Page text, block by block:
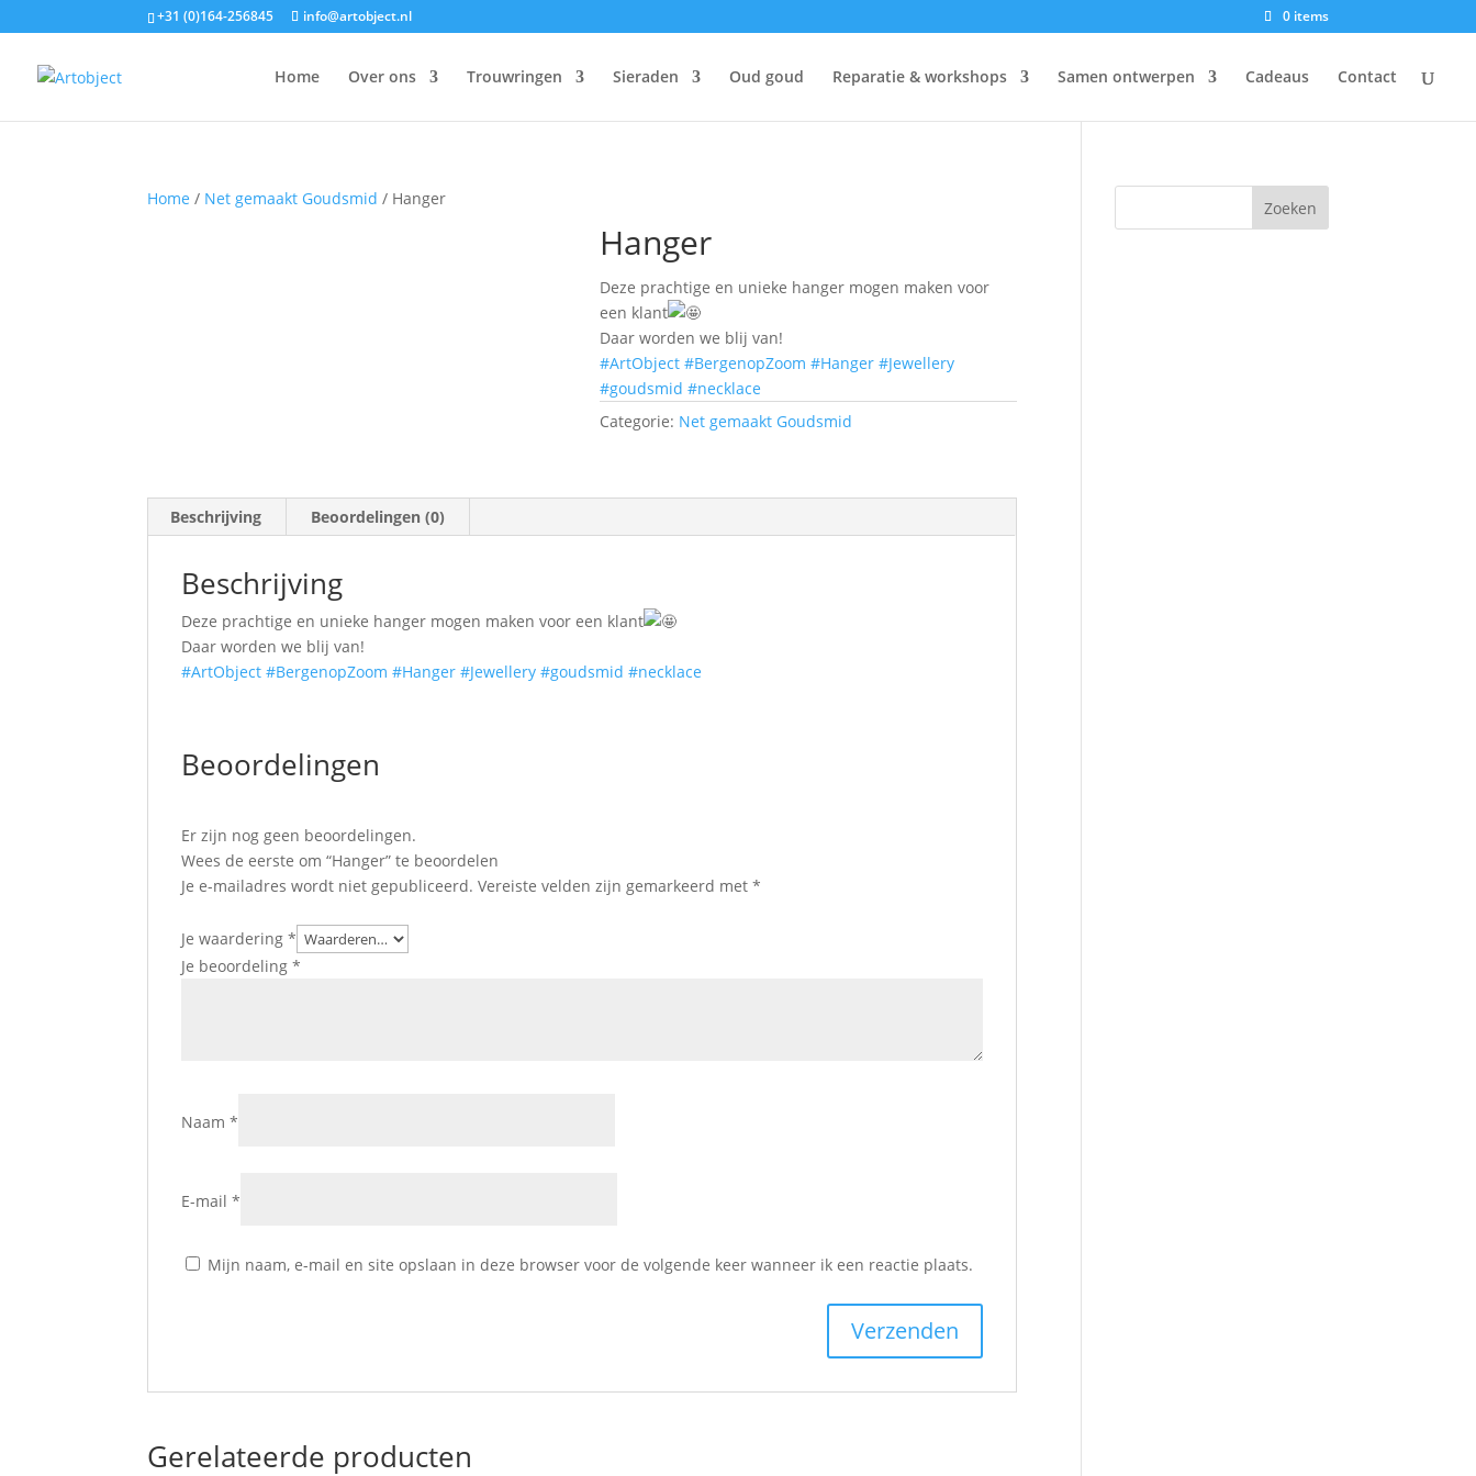
+31 (0)164-256845 info@artobject.nl 0 items
Home Over ons Trouwringen Sieraden Oud goud Reparatie & workshops Samen ontwerpen Cadeaus Contact
Home / Net gemaakt Goudsmid / Hanger
Hanger
Deze prachtige en unieke hanger mogen maken voor
een klant
Daar worden we blij van!
#ArtObject #BergenopZoom #Hanger #Jewellery
#goudsmid #necklace
Categorie: Net gemaakt Goudsmid
Beschrijving Beoordelingen (0)
Beschrijving
Deze prachtige en unieke hanger mogen maken voor een klant
Daar worden we blij van!
#ArtObject #BergenopZoom #Hanger #Jewellery #goudsmid #necklace
Beoordelingen
Er zijn nog geen beoordelingen.
Wees de eerste om “Hanger” te beoordelen
Je e-mailadres wordt niet gepubliceerd. Vereiste velden zijn gemarkeerd met*
Je waardering*
Je beoordeling*
Naam*
E-mail*
Mijn naam, e-mail en site opslaan in deze browser voor de volgende keer wanneer ik een reactie plaats.
Gerelateerde producten